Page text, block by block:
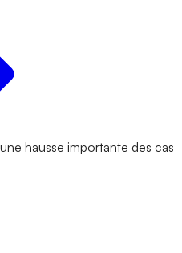
hausse importante des cas